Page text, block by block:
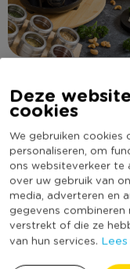
Deze
cookies
We gebruiken
personaliseren, om
ons websiteverkeer te
over uw gebruik van
media, adverteren en
gegevens
verstrekt of die ze
van hun services.
Omschrijving
Deze fijne set met
bamboe. Door het
op het aanrecht. De
en 5 diverse lepels
met andere bamboe
Lees meer